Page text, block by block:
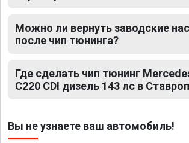
Можно ли вернуть заводские
после чип тюнинга?
Где сделать чип тюнинг
C220 CDI дизель 143 лс в
Вы не узнаете ваш автомобиль!